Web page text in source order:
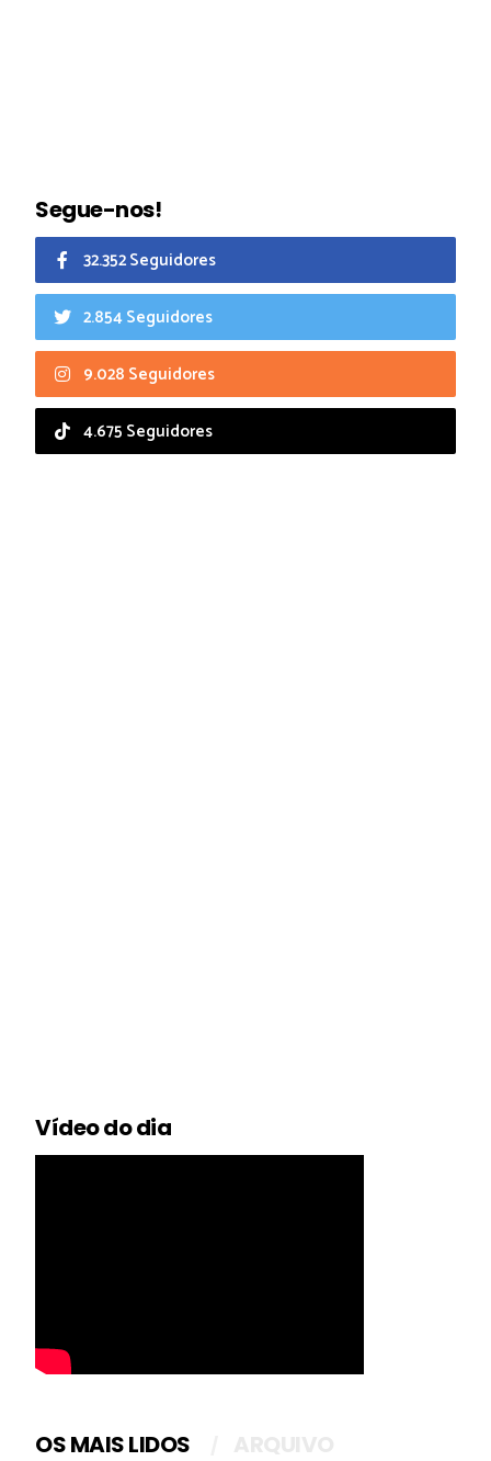
Segue-nos!
32.352 Seguidores
2.854 Seguidores
9.028 Seguidores
4.675 Seguidores
Vídeo do dia
OS MAIS LIDOS